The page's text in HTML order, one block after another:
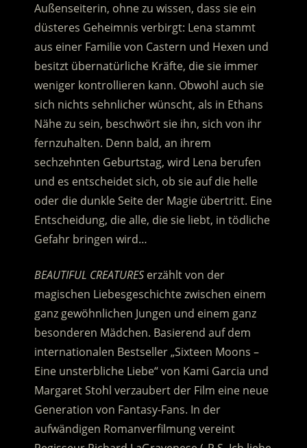
Außenseiterin, ohne zu wissen, dass sie ein
düsteres Geheimnis verbirgt: Lena stammt
aus einer Familie von Castern und Hexen und
besitzt übernatürliche Kräfte, die sie immer
weniger kontrollieren kann. Obwohl auch sie
sich nichts sehnlicher wünscht, als in Ethans
Nähe zu sein, beschwört sie ihn, sich von ihr
fernzuhalten. Denn bald, an ihrem
sechzehnten Geburtstag, wird Lena berufen
und es entscheidet sich, ob sie auf die helle
oder die dunkle Seite der Magie übertritt. Eine
Entscheidung, die alle, die sie liebt, in tödliche
Gefahr bringen wird…
BEAUTIFUL CREATURES erzählt von der
magischen Liebesgeschichte zwischen einem
ganz gewöhnlichen Jungen und einem ganz
besonderen Mädchen. Basierend auf dem
internationalen Bestseller „Sixteen Moons –
Eine unsterbliche Liebe“ von Kami Garcia und
Margaret Stohl verzaubert der Film eine neue
Generation von Fantasy-Fans. In der
aufwändigen Romanverfilmung vereint